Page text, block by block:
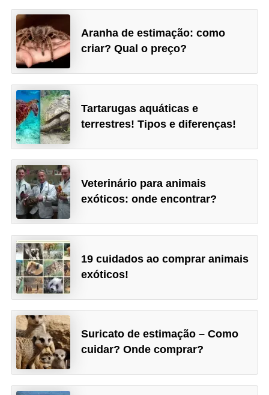
Aranha de estimação: como
criar? Qual o preço?
Tartarugas aquáticas e
terrestres! Tipos e diferenças!
Veterinário para animais
exóticos: onde encontrar?
19 cuidados ao comprar animais
exóticos!
Suricato de estimação – Como
cuidar? Onde comprar?
i
m
a
l